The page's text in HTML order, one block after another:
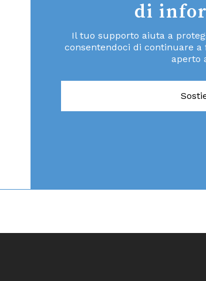
di
Il tuo supporto aiuta a
consentendoci di continuare
aperto